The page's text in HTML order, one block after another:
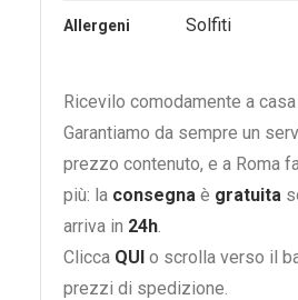
Allergeni Solfiti
Ricevilo comodamente a
Garantiamo da sempre un
prezzo contenuto, e a Roma
più: la consegna è gratuita
arriva in 24h.
Clicca QUI o scrolla verso il
prezzi di spedizione.